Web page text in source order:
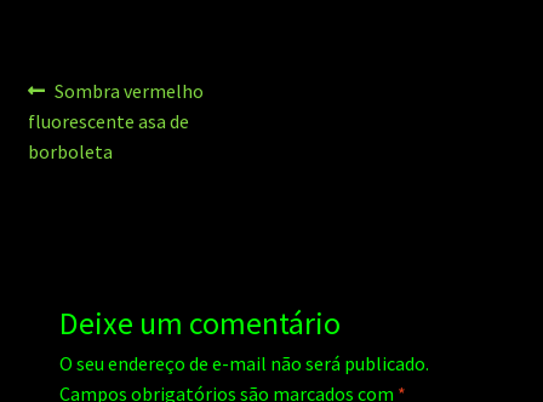
Navegação
de
Post
anterior:
Sombra vermelho
fluorescente asa de
borboleta
Deixe um comentário
O seu endereço de e-mail não será publicado.
Campos obrigatórios são marcados com *